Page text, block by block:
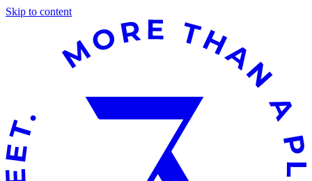
Skip to content